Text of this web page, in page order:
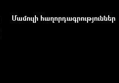
Մամուլի հաղորդագրություններ